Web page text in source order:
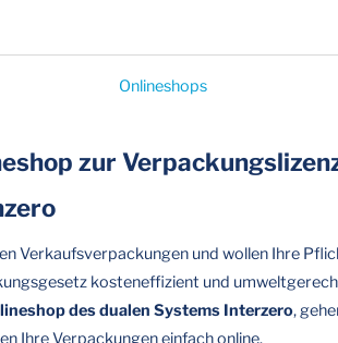
Onlineshops
zur
Verkaufsverpackungen und wollen Ihre
kosteneffizient und
des dualen Systems Interzero,
Ihre Verpackungen einfach online.